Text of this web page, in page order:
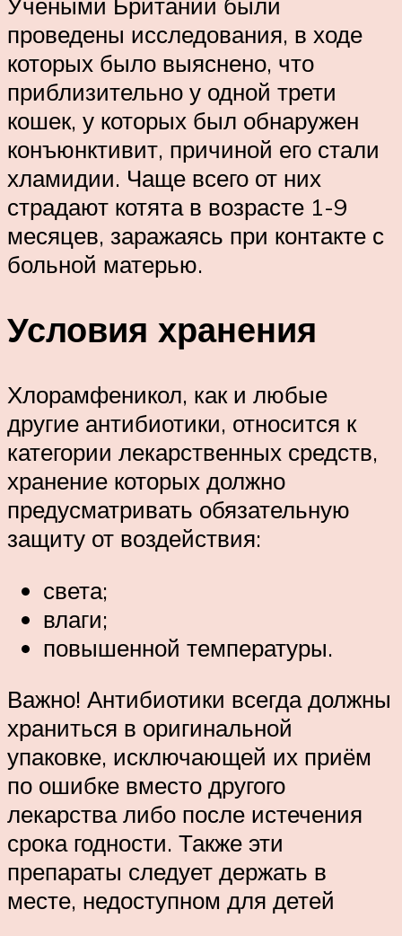
проведены исследования, в ходе
которых было выяснено, что
приблизительно у одной трети
кошек, у которых был обнаружен
конъюнктивит, причиной его стали
хламидии. Чаще всего от них
страдают котята в возрасте 1-9
месяцев, заражаясь при контакте с
больной матерью.
Условия хранения
Хлорамфеникол, как и любые
другие антибиотики, относится к
категории лекарственных средств,
хранение которых должно
предусматривать обязательную
защиту от воздействия:
света;
влаги;
повышенной температуры.
Важно! Антибиотики всегда должны
храниться в оригинальной
упаковке, исключающей их приём
по ошибке вместо другого
лекарства либо после истечения
срока годности. Также эти
препараты следует держать в
месте, недоступном для детей